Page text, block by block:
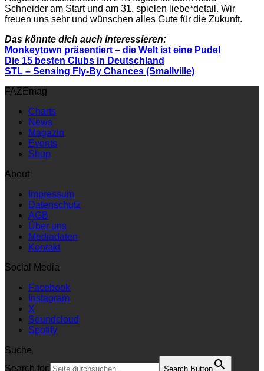
Schneider am Start und am 31. spielen liebe*detail. Wir
freuen uns sehr und wünschen alles Gute für die Zukunft.
Das könnte dich auch interessieren:
Monkeytown präsentiert – die Welt ist eine Pudel
Die 15 besten Clubs in Deutschland
STL – Sensing Fly-By Chances (Smallville)
FAZEmag
Charts
News
Magazin
Events
Shop
About
Impressum
Datenschutz
AGB
Über uns
Mediadaten
Kontakt
Social Media
Facebook
Instagram
X
Soundcloud
Spotify
Suche
Search for:
Search Button